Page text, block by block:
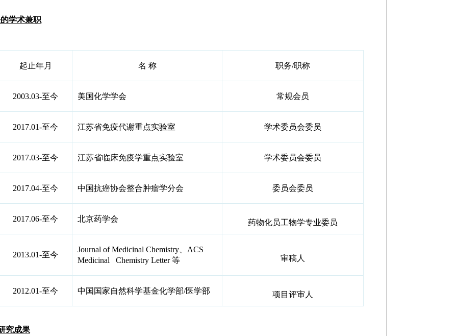
学术兼职
起止年月 名 称 职务/职称
2003.03-至今 美国化学学会 常规会员
2017.01-至今 江苏省免疫代谢重点实验室 学术委员会委员
2017.03-至今 江苏省临床免疫学重点实验室 学术委员会委员
2017.04-至今 中国抗癌协会整合肿瘤学分会 委员会委员
2017.06-至今 北京药学会 药物化员工物学专业委员
2013.01-至今
Journal of Medicinal Chemistry、ACS
Medicinal Chemistry Letter 等
审稿人
2012.01-至今 中国国家自然科学基金化学部/医学部 项目评审人
究成果